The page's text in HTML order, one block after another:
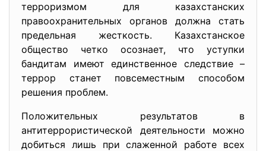
терроризмом для казахстанских
правоохранительных органов должна стать
предельная жесткость. Казахстанское
общество четко осознает, что уступки
бандитам имеют единственное следствие –
террор станет повсеместным способом
решения проблем.
Положительных результатов в
антитеррористической деятельности можно
добиться лишь при слаженной работе всех